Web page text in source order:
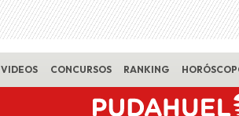
VIDEOS CONCURSOS RANKING